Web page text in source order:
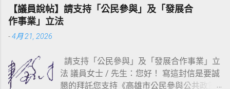
【議員說帖】請支持「公民參與」及「發展合
作事業」立法
-4月 21, 2026
請支持「公民參與」及「發展合作事業」立
法 議員女士 / 先生：您好！ 寫這封信是要誠
懇的拜託您支持《高雄市公民參與公共政策